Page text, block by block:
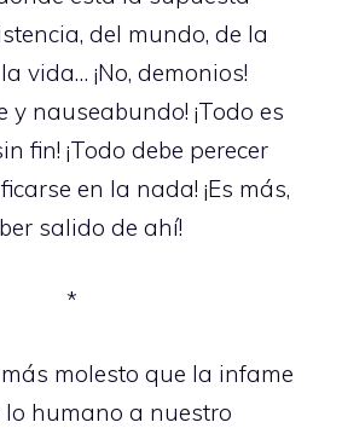
del mundo, de la
vida… ¡No, demonios!
y nauseabundo! ¡Todo es
fin! ¡Todo debe perecer
en la nada! ¡Es más,
salido de ahí!
*
molesto que la infame
lo humano a nuestro